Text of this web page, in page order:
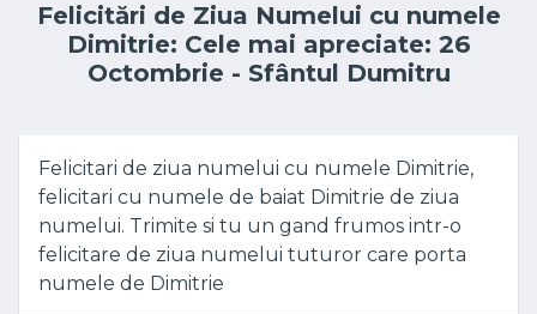
Felicitări de Ziua Numelui cu numele
Dimitrie: Cele mai apreciate: 26
Octombrie - Sfântul Dumitru
Felicitari de ziua numelui cu numele Dimitrie,
felicitari cu numele de baiat Dimitrie de ziua
numelui. Trimite si tu un gand frumos intr-o
felicitare de ziua numelui tuturor care porta
numele de Dimitrie